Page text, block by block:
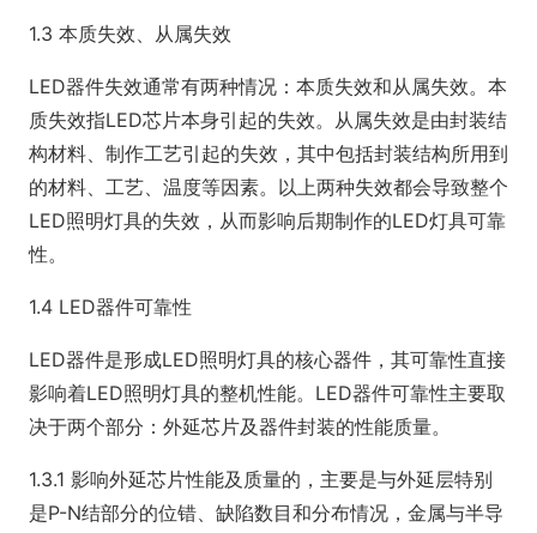
1.3 本质失效、从属失效
LED器件失效通常有两种情况：本质失效和从属失效。本
质失效指LED芯片本身引起的失效。从属失效是由封装结
构材料、制作工艺引起的失效，其中包括封装结构所用到
的材料、工艺、温度等因素。以上两种失效都会导致整个
LED照明灯具的失效，从而影响后期制作的LED灯具可靠
性。
1.4 LED器件可靠性
LED器件是形成LED照明灯具的核心器件，其可靠性直接
影响着LED照明灯具的整机性能。LED器件可靠性主要取
决于两个部分：外延芯片及器件封装的性能质量。
1.3.1 影响外延芯片性能及质量的，主要是与外延层特别
是P-N结部分的位错、缺陷数目和分布情况，金属与半导